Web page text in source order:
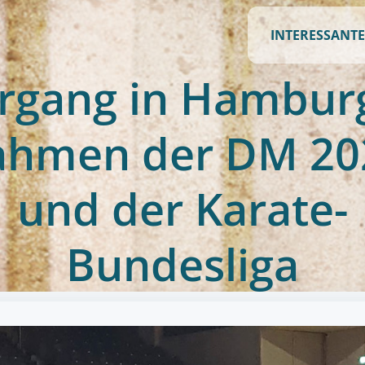
in
der DM
und der Karate-
Bundesliga